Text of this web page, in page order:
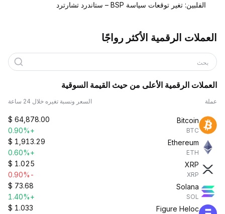
الفلبين: تغير توقعات سياسة BSP – ستاندرد تشارترد
العملات الرقمية الأكثر رواجًا
بحث
العملات الرقمية الأعلى من حيث القيمة السوقية
عملة السعر ونسبة تغيره خلال 24 ساعة
Bitcoin
BTC
$ 64,878.00
+0.90%
Ethereum
ETH
$ 1,913.29
+0.60%
XRP
XRP
$ 1.025
-0.90%
Solana
SOL
$ 73.68
+1.40%
Figure Heloc
$ 1.033